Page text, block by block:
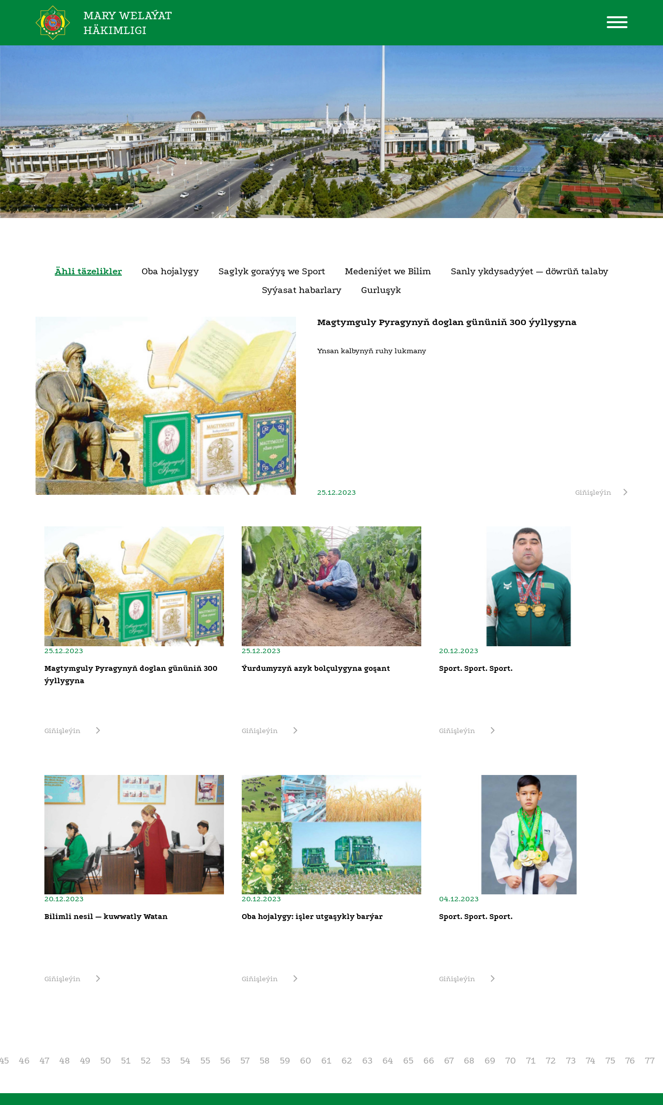
MARY WELAÝAT
HÄKIMLIGI
Ähli täzelikler Oba hojalygy Saglyk goraýyş we Sport Medeniýet we Bilim
Sanly ykdysadyýet — döwrüň talaby
Syýasat habarlary
Gurluşyk
Magtymguly Pyragynyň doglan gününiň 300 ýyllygyna
Ynsan kalbynyň ruhy lukmany
25.12.2023 Giňişleýin
25.12.2023
Magtymguly Pyragynyň doglan gününiň 300
ýyllygyna
Giňişleýin
25.12.2023
Ýurdumyzyň azyk bolçulygyna goşant
Giňişleýin
20.12.2023
Sport. Sport. Sport.
Giňişleýin
20.12.2023
Bilimli nesil — kuwwatly Watan
Giňişleýin
20.12.2023
Oba hojalygy: işler utgaşykly barýar
Giňişleýin
04.12.2023
Sport. Sport. Sport.
Giňişleýin
46 47 48 49 50 51 52 53 54 55 56 57 58 59 60 61 62 63 64 65 66 67 68 69 70 71 72 73 74 75 76 77